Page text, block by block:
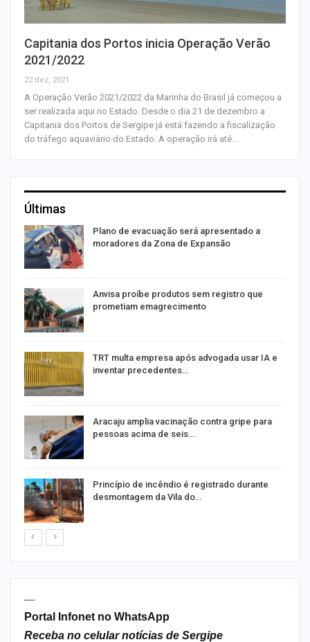
Capitania dos Portos inicia Operação Verão
2021/2022
22 dez, 2021
A Operação Verão 2021/2022 da Marinha do Brasil já começou a
ser realizada aqui no Estado. Desde o dia 21 de dezembro a
Capitania dos Portos de Sergipe já está fazendo a fiscalização
do tráfego aquaviário do Estado. A operação irá até…
Últimas
Plano de evacuação será apresentado a
moradores da Zona de Expansão
Anvisa proíbe produtos sem registro que
prometiam emagrecimento
TRT multa empresa após advogada usar IA e
inventar precedentes…
Aracaju amplia vacinação contra gripe para
pessoas acima de seis…
Princípio de incêndio é registrado durante
desmontagem da Vila do…
----
Portal Infonet no WhatsApp
Receba no celular notícias de Sergipe